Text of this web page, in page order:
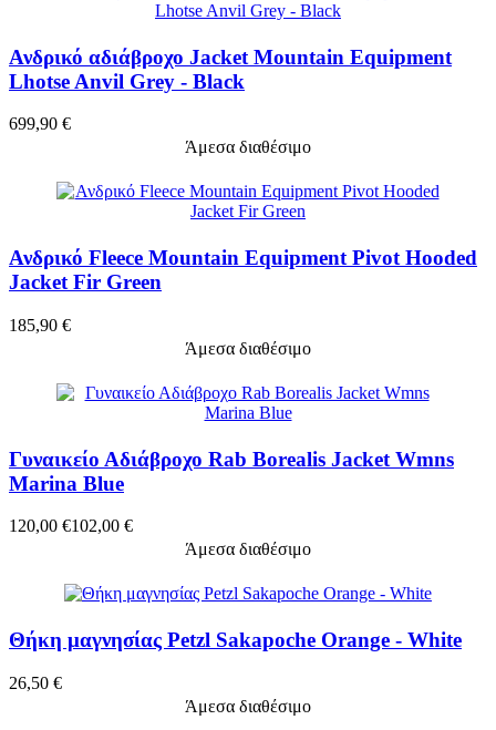
Ανδρικό αδιάβροχο Jacket Mountain Equipment
Lhotse Anvil Grey - Black
699,90 €
Άμεσα διαθέσιμο
Ανδρικό Fleece Mountain Equipment Pivot Hooded
Jacket Fir Green
185,90 €
Άμεσα διαθέσιμο
Γυναικείο Αδιάβροχο Rab Borealis Jacket Wmns
Marina Blue
120,00 €102,00 €
Άμεσα διαθέσιμο
Θήκη μαγνησίας Petzl Sakapoche Orange - White
26,50 €
Άμεσα διαθέσιμο